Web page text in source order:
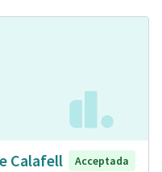
Calafell
Acceptada